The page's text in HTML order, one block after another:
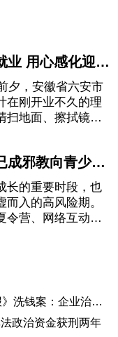
倾情帮扶稳就业 用心感化迎重生——一个“全能神”人员的重生
夕，安徽省六安市
在刚开业不久的理
扫地面、擦拭镜
的宁静平和。他感
好好干活，好好赚
下的活给补上，不
和我的家人了。”
警惕！暑期已成邪教向青少年渗透的高发窗口
长的重要时段，也
而入的高风险期。
令营、网络互动、
业治理漏洞与监管警示
政治资金获刑两年